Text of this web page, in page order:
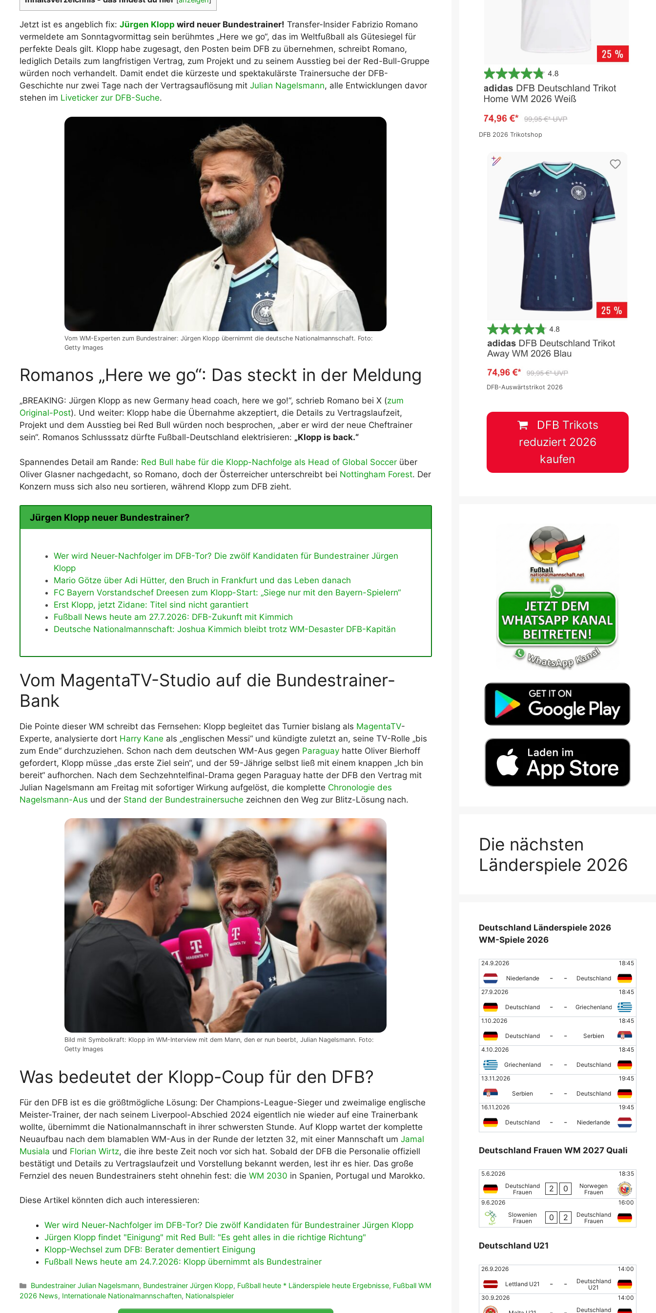
WM 2026 Spielplan Excel – kostenlos
downloaden & automatisch ausfüllen
Jetzt ist es angeblich fix: Jürgen Klopp wird neuer Bundestrainer! Transfer-Insider Fabrizio Romano
vermeldete am Sonntagvormittag sein berühmtes „Here we go“, das im Weltfußball als Gütesiegel für
perfekte Deals gilt. Klopp habe zugesagt, den Posten beim DFB zu übernehmen, schreibt Romano,
lediglich Details zum langfristigen Vertrag, zum Projekt und zu seinem Ausstieg bei der Red-Bull-Gruppe
würden noch verhandelt. Damit endet die kürzeste und spektakulärste Trainersuche der DFB-
Geschichte nur zwei Tage nach der Vertragsauflösung mit Julian Nagelsmann, alle Entwicklungen davor
stehen im Liveticker zur DFB-Suche.
Vom WM-Experten zum Bundestrainer: Jürgen Klopp übernimmt die deutsche Nationalmannschaft. Foto:
Getty Images
Romanos „Here we go“: Das steckt in der Meldung
„BREAKING: Jürgen Klopp as new Germany head coach, here we go!“, schrieb Romano bei X (zum
Original-Post). Und weiter: Klopp habe die Übernahme akzeptiert, die Details zu Vertragslaufzeit,
Projekt und dem Ausstieg bei Red Bull würden noch besprochen, „aber er wird der neue Cheftrainer
sein“. Romanos Schlusssatz dürfte Fußball-Deutschland elektrisieren: „Klopp is back.“
Spannendes Detail am Rande: Red Bull habe für die Klopp-Nachfolge als Head of Global Soccer über
Oliver Glasner nachgedacht, so Romano, doch der Österreicher unterschreibt bei Nottingham Forest. Der
Konzern muss sich also neu sortieren, während Klopp zum DFB zieht.
Jürgen Klopp neuer Bundestrainer?
Wer wird Neuer-Nachfolger im DFB-Tor? Die zwölf Kandidaten für Bundestrainer Jürgen
Klopp
Mario Götze über Adi Hütter, den Bruch in Frankfurt und das Leben danach
FC Bayern Vorstandschef Dreesen zum Klopp-Start: „Siege nur mit den Bayern-Spielern“
Erst Klopp, jetzt Zidane: Titel sind nicht garantiert
Fußball News heute am 27.7.2026: DFB-Zukunft mit Kimmich
Deutsche Nationalmannschaft: Joshua Kimmich bleibt trotz WM-Desaster DFB-Kapitän
Vom MagentaTV-Studio auf die Bundestrainer-
Bank
Die Pointe dieser WM schreibt das Fernsehen: Klopp begleitet das Turnier bislang als MagentaTV-
Experte, analysierte dort Harry Kane als „englischen Messi“ und kündigte zuletzt an, seine TV-Rolle „bis
zum Ende“ durchzuziehen. Schon nach dem deutschen WM-Aus gegen Paraguay hatte Oliver Bierhoff
gefordert, Klopp müsse „das erste Ziel sein“, und der 59-Jährige selbst ließ mit einem knappen „Ich bin
bereit“ aufhorchen. Nach dem Sechzehntelfinal-Drama gegen Paraguay hatte der DFB den Vertrag mit
Julian Nagelsmann am Freitag mit sofortiger Wirkung aufgelöst, die komplette Chronologie des
Nagelsmann-Aus und der Stand der Bundestrainersuche zeichnen den Weg zur Blitz-Lösung nach.
Bild mit Symbolkraft: Klopp im WM-Interview mit dem Mann, den er nun beerbt, Julian Nagelsmann. Foto:
Getty Images
Was bedeutet der Klopp-Coup für den DFB?
Für den DFB ist es die größtmögliche Lösung: Der Champions-League-Sieger und zweimalige englische
Meister-Trainer, der nach seinem Liverpool-Abschied 2024 eigentlich nie wieder auf eine Trainerbank
wollte, übernimmt die Nationalmannschaft in ihrer schwersten Stunde. Auf Klopp wartet der komplette
Neuaufbau nach dem blamablen WM-Aus in der Runde der letzten 32, mit einer Mannschaft um Jamal
Musiala und Florian Wirtz, die ihre beste Zeit noch vor sich hat. Sobald der DFB die Personalie offiziell
bestätigt und Details zu Vertragslaufzeit und Vorstellung bekannt werden, lest ihr es hier. Das große
Fernziel des neuen Bundestrainers steht ohnehin fest: die WM 2030 in Spanien, Portugal und Marokko.
Diese Artikel könnten dich auch interessieren:
Wer wird Neuer-Nachfolger im DFB-Tor? Die zwölf Kandidaten für Bundestrainer Jürgen Klopp
Jürgen Klopp findet "Einigung" mit Red Bull: "Es geht alles in die richtige Richtung"
Klopp-Wechsel zum DFB: Berater dementiert Einigung
Fußball News heute am 24.7.2026: Klopp übernimmt als Bundestrainer
Kategorien
Bundestrainer Julian Nagelsmann, Bundestrainer Jürgen Klopp, Fußball heute * Länderspiele heute Ergebnisse, Fußball WM
2026 News, Internationale Nationalmannschaften, Nationalspieler
DFB 2026 Trikotshop
DFB-Auswärtstrikot 2026
DFB Trikots
reduziert 2026
kaufen
Die nächsten
Länderspiele 2026
Deutschland Länderspiele 2026
WM-Spiele 2026
24.9.2026 18:45
Niederlande - -
Deutschland
27.9.2026
18:45
Deutschland - -
Griechenland
1.10.2026
18:45
Deutschland - -
Serbien
4.10.2026
18:45
Griechenland - -
Deutschland
13.11.2026
19:45
Serbien - -
Deutschland
16.11.2026
19:45
Deutschland - - Niederlande
Deutschland Frauen WM 2027 Quali
5.6.2026
18:35
Deutschland
Frauen
2 0
Norwegen
Frauen
9.6.2026
16:00
Slowenien
Frauen
0 2
Deutschland
Frauen
Deutschland U21
26.9.2026 14:00
Lettland U21 - -
Deutschland
U21
30.9.2026
14:00
Deutschland